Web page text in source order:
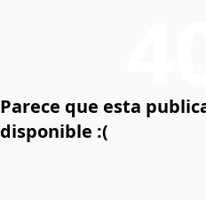
Parece que esta
disponible :(